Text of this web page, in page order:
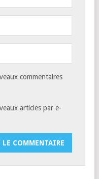
commentaires
articles par e-